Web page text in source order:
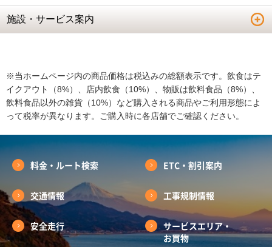
施設・サービス案内
※当ホームページ内の商品価格は税込みの総額表示です。飲食はテ
イクアウト（8%）、店内飲食（10%）、物販は飲料食品（8%）、
飲料食品以外の雑貨（10%）など購入される商品やご利用形態によ
って税率が異なります。ご購入時に各店舗でご確認ください。
料金・ルート検索 ETC・割引案内
交通情報 工事規制情報
安全走行
サービスエリア・
お買物